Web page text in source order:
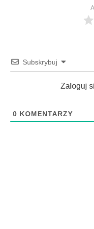
Subskrybuj
Zaloguj
0 KOMENTARZY